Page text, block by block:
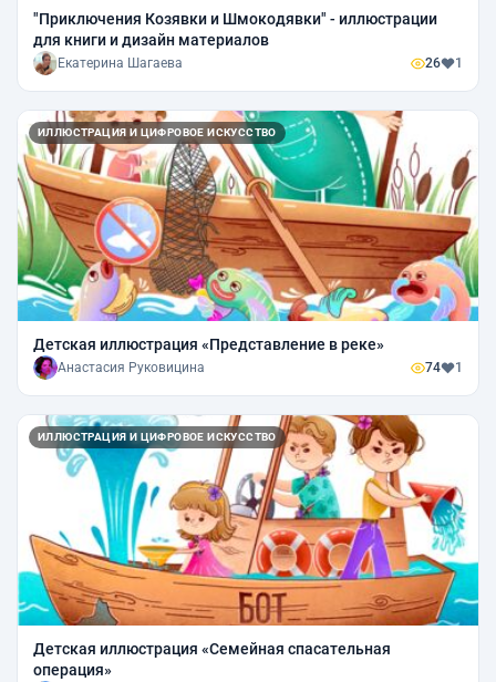
"Приключения Козявки и Шмокодявки" - иллюстрации
для книги и дизайн материалов
Екатерина Шагаева 26 1
ИЛЛЮСТРАЦИЯ И ЦИФРОВОЕ ИСКУССТВО
Детская иллюстрация «Представление в реке»
Анастасия Руковицина 74 1
ИЛЛЮСТРАЦИЯ И ЦИФРОВОЕ ИСКУССТВО
Детская иллюстрация «Семейная спасательная
операция»